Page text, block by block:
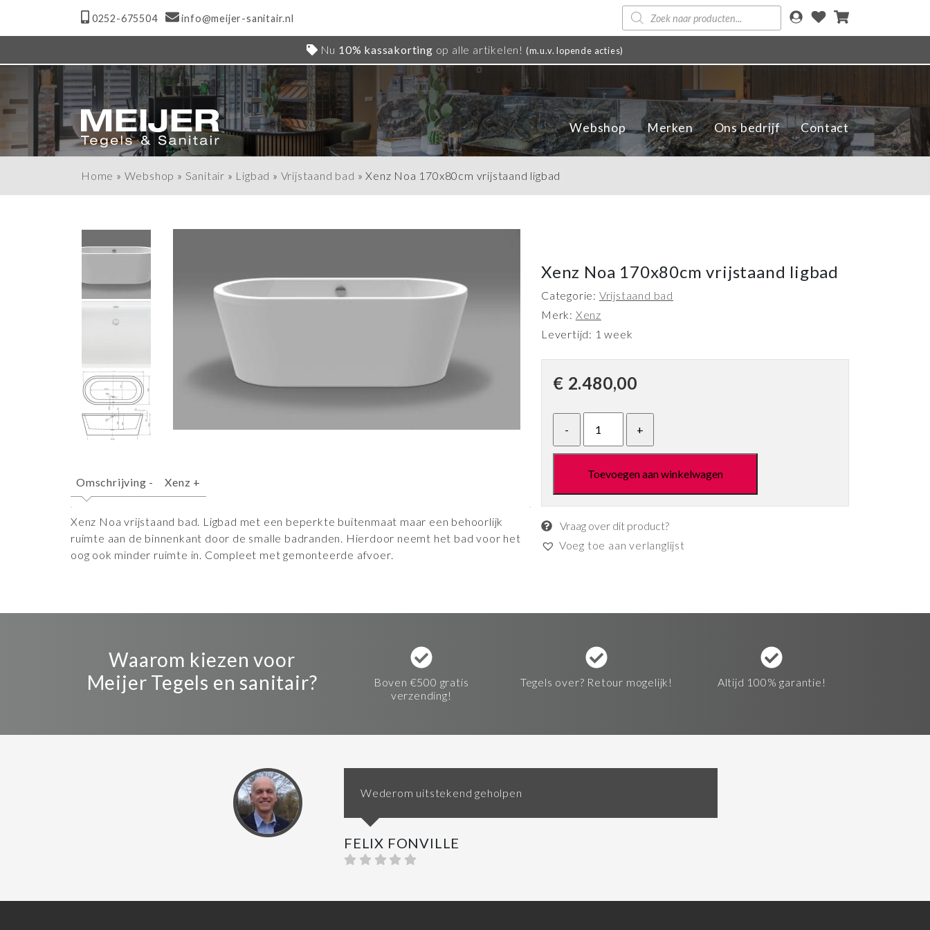
0252-675504 info@meijer-sanitair.nl
Producten
zoeken
Nu 10% kassakorting op alle artikelen! (m.u.v. lopende acties)
Webshop Merken Ons bedrijf Contact
Home » Webshop » Sanitair » Ligbad » Vrijstaand bad »Xenz Noa 170x80cm vrijstaand ligbad
Omschrijving - Xenz +
Xenz Noa vrijstaand bad. Ligbad met een beperkte buitenmaat maar een behoorlijk
ruimte aan de binnenkant door de smalle badranden. Hierdoor neemt het bad voor het
oog ook minder ruimte in. Compleet met gemonteerde afvoer.
Xenz Noa 170x80cm vrijstaand ligbad
Categorie: Vrijstaand bad
Merk: Xenz
Levertijd: 1 week
€ 2.480,00
Toevoegen aan winkelwagen
Vraag over dit product?
Voeg toe aan verlanglijst
Waarom kiezen voor
Meijer Tegels en sanitair?
Boven €500 gratis
verzending!
Tegels over? Retour mogelijk! Altijd 100% garantie!
Wederom uitstekend geholpen
FELIX FONVILLE